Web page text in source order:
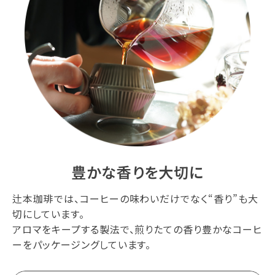
豊かな香りを大切に
辻本珈琲では、コーヒーの味わいだけでなく“香り”も大
切にしています。
アロマをキープする製法で、煎りたての香り豊かなコーヒ
ーをパッケージングしています。